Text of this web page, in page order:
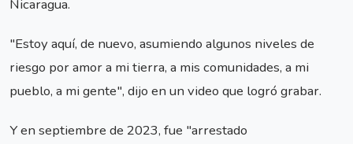
Nicaragua.
"Estoy aquí, de nuevo, asumiendo algunos niveles de
riesgo por amor a mi tierra, a mis comunidades, a mi
pueblo, a mi gente", dijo en un video que logró grabar.
Y en septiembre de 2023, fue "arrestado